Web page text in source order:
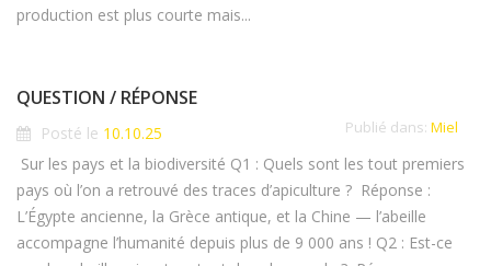
production est plus courte mais...
QUESTION / RÉPONSE
Publié dans: Miel
Posté le 10.10.25
Sur les pays et la biodiversité Q1 : Quels sont les tout premiers
pays où l’on a retrouvé des traces d’apiculture ? Réponse :
L’Égypte ancienne, la Grèce antique, et la Chine — l’abeille
accompagne l’humanité depuis plus de 9 000 ans ! Q2 : Est-ce